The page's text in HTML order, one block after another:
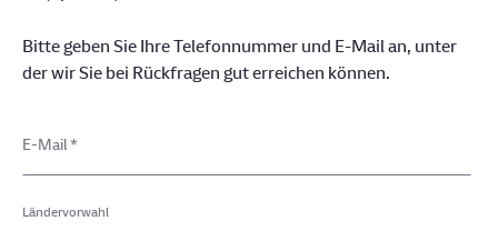
Bitte geben Sie Ihre Telefonnummer und E-Mail an, unter
der wir Sie bei Rückfragen gut erreichen können.
E-Mail*
Ländervorwahl